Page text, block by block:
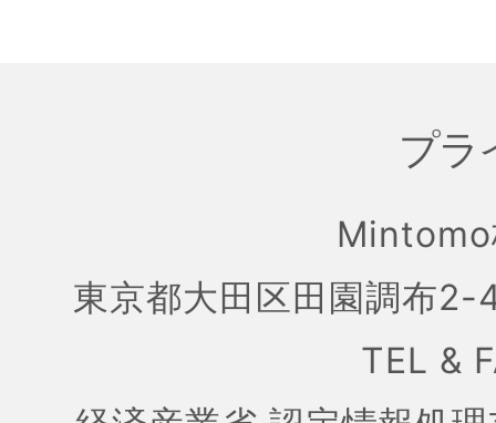
プラ
東京都大田区田園調布
TEL &